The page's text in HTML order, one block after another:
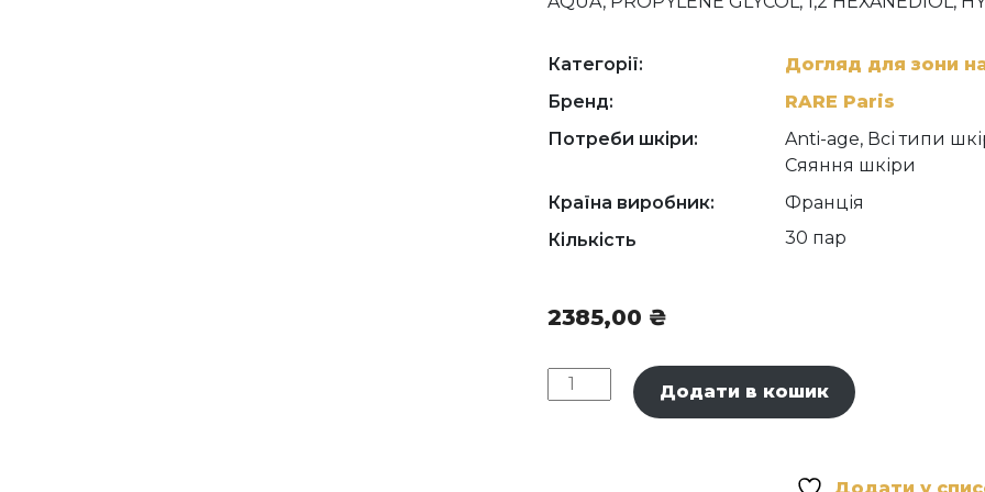
GLUCOSYL CERAMIDE, PENTYLENE GLYCOL,
Категорії: Догляд для зони
Бренд:
RARE Paris
Потреби шкіри:
Anti-age, Всі типи
Сяяння шкіри
Країна виробник:
Франція
Кількість
30 пар
2385,00 ₴
RARE
Paris
Додати в кошик